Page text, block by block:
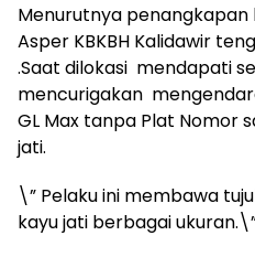
Menurutnya
Asper KBKBH Kalidawir
.Saat dilokasi mendapati
mencurigakan
GL Max tanpa Plat Nomor
jati.
\” Pelaku ini membawa
kayu jati berbagai